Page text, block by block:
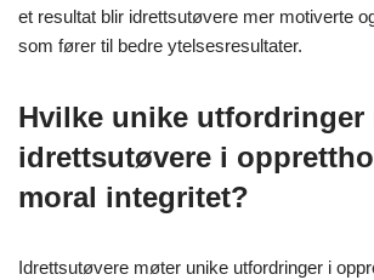
et resultat blir idrettsutøvere mer motiverte
som fører til bedre ytelsesresultater.
Hvilke unike utfordringer
idrettsutøvere i
moral integritet?
Idrettsutøvere møter unike utfordringer i